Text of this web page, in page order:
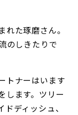
た琢磨さん。
のしきたりで
トナーはいます
します。ツリー
ディッシュ、